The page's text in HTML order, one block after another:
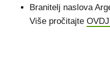
Branitelj naslova
Više pročitajte